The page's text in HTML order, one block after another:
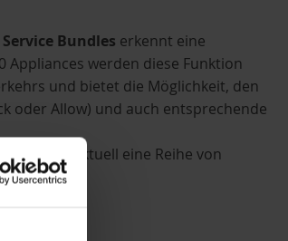
Bundles erkennt eine
Appliances werden diese Funktion
und bietet die Möglichkeit, den
oder Allow) und auch entsprechende
aktuell eine Reihe von